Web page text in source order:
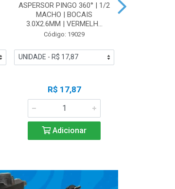
ASPERSOR PINGO 360° | 1/2
MACHO | BOCAIS
3.0X2.6MM | VERMELH...
Código: 19029
R$ 17,87
Adicionar